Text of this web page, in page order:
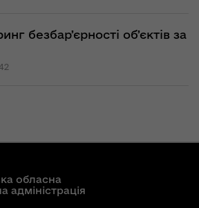
безбарʼєрності обʼєктів за
обласна
адміністрація